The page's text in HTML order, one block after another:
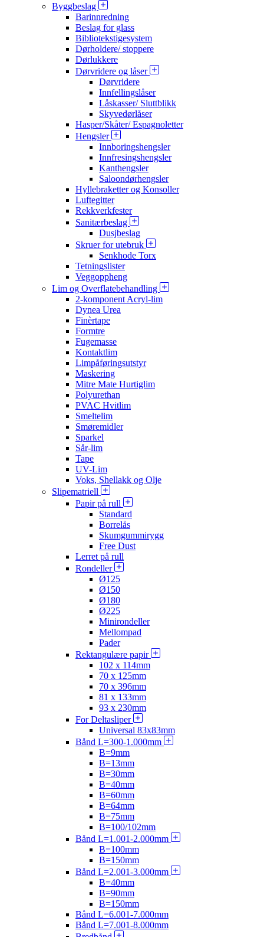
Byggbeslag
Barinnredning
Beslag for glass
Bibliotekstigesystem
Dørholdere/ stoppere
Dørlukkere
Dørvridere og låser
Dørvridere
Innfellingslåser
Låskasser/ Sluttblikk
Skyvedørlåser
Hasper/Skåter/ Espagnoletter
Hengsler
Innboringshengsler
Innfresingshengsler
Kanthengsler
Saloondørhengsler
Hyllebraketter og Konsoller
Luftegitter
Rekkverkfester
Sanitærbeslag
Dusjbeslag
Skruer for utebruk
Senkhode Torx
Tetningslister
Veggoppheng
Lim og Overflatebehandling
2-komponent Acryl-lim
Dynea Urea
Finèrtape
Formtre
Fugemasse
Kontaktlim
Limpåføringsutstyr
Maskering
Mitre Mate Hurtiglim
Polyurethan
PVAC Hvitlim
Smeltelim
Smøremidler
Sparkel
Sår-lim
Tape
UV-Lim
Voks, Shellakk og Olje
Slipematriell
Papir på rull
Standard
Borrelås
Skumgummirygg
Free Dust
Lerret på rull
Rondeller
Ø125
Ø150
Ø180
Ø225
Minirondeller
Mellompad
Pader
Rektangulære papir
102 x 114mm
70 x 125mm
70 x 396mm
81 x 133mm
93 x 230mm
For Deltasliper
Universal 83x83mm
Bånd L=300-1.000mm
B=9mm
B=13mm
B=30mm
B=40mm
B=60mm
B=64mm
B=75mm
B=100/102mm
Bånd L=1.001-2.000mm
B=100mm
B=150mm
Bånd L=2.001-3.000mm
B=40mm
B=90mm
B=150mm
Bånd L=6.001-7.000mm
Bånd L=7.001-8.000mm